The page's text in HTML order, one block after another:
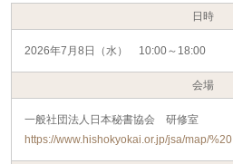
日時
2026年7月8日（水） 10:00～18:00
会場
一般社団法人日本秘書協会 研修室
https://www.hishokyokai.or.jp/jsa/map/%20